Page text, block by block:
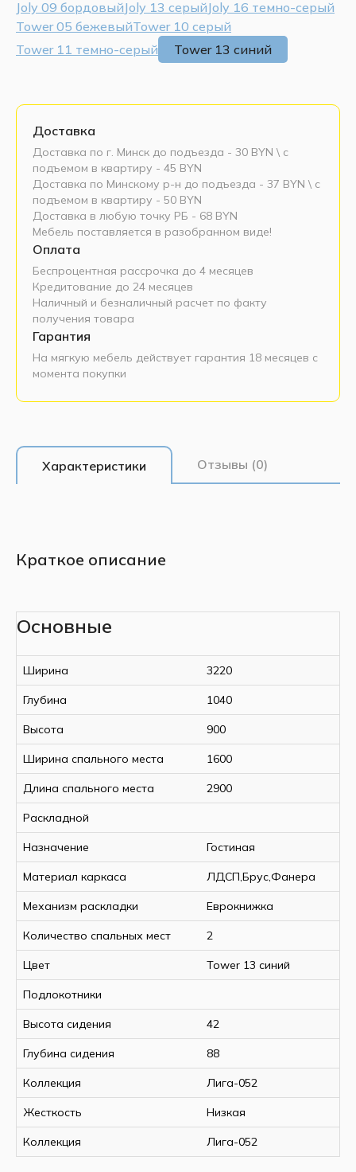
Joly 09 бордовыйJoly 13 серыйJoly 16 темно-серый
Tower 05 бежевыйTower 10 серый
Tower 11 темно-серый
Tower 13 синий
Доставка
Доставка по г. Минск до подъезда - 30 BYN \ c
подъемом в квартиру - 45 BYN
Доставка по Минскому р-н до подъезда - 37 BYN \ c
подъемом в квартиру - 50 BYN
Доставка в любую точку РБ - 68 BYN
Мебель поставляется в разобранном виде!
Оплата
Беспроцентная рассрочка до 4 месяцев
Кредитование до 24 месяцев
Наличный и безналичный расчет по факту
получения товара
Гарантия
На мягкую мебель действует гарантия 18 месяцев с
момента покупки
Характеристики Отзывы (0)
Краткое описание
Основные
Ширина 3220
Глубина 1040
Высота 900
Ширина спального места 1600
Длина спального места 2900
Раскладной
Назначение Гостиная
Материал каркаса ЛДСП,Брус,Фанера
Механизм раскладки Еврокнижка
Количество спальных мест 2
Цвет Tower 13 синий
Подлокотники
Высота сидения 42
Глубина сидения 88
Коллекция Лига-052
Жесткость Низкая
Коллекция Лига-052